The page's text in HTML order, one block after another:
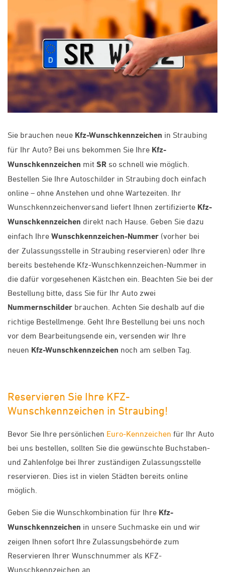
Sie brauchen neue Kfz-Wunschkennzeichen in Straubing
für Ihr Auto? Bei uns bekommen Sie Ihre Kfz-
Wunschkennzeichen mit SR so schnell wie möglich.
Bestellen Sie Ihre Autoschilder in Straubing doch einfach
online – ohne Anstehen und ohne Wartezeiten. Ihr
Wunschkennzeichenversand liefert Ihnen zertifizierte Kfz-
Wunschkennzeichen direkt nach Hause. Geben Sie dazu
einfach Ihre Wunschkennzeichen-Nummer (vorher bei
der Zulassungsstelle in Straubing reservieren) oder Ihre
bereits bestehende Kfz-Wunschkennzeichen-Nummer in
die dafür vorgesehenen Kästchen ein. Beachten Sie bei der
Bestellung bitte, dass Sie für Ihr Auto zwei
Nummernschilder brauchen. Achten Sie deshalb auf die
richtige Bestellmenge. Geht Ihre Bestellung bei uns noch
vor dem Bearbeitungsende ein, versenden wir Ihre
neuen Kfz-Wunschkennzeichen noch am selben Tag.
Reservieren Sie Ihre KFZ-
Wunschkennzeichen in Straubing!
Bevor Sie Ihre persönlichen Euro-Kennzeichen für Ihr Auto
bei uns bestellen, sollten Sie die gewünschte Buchstaben-
und Zahlenfolge bei Ihrer zuständigen Zulassungsstelle
reservieren. Dies ist in vielen Städten bereits online
möglich.
Geben Sie die Wunschkombination für Ihre Kfz-
Wunschkennzeichen in unsere Suchmaske ein und wir
zeigen Ihnen sofort Ihre Zulassungsbehörde zum
Reservieren Ihrer Wunschnummer als KFZ-
Wunschkennzeichen an.